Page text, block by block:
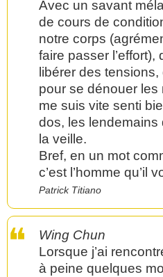
Avec un savant
de cours de
notre corps
faire passer
libérer des
pour se dénouer
me suis vite senti
dos, les lendemains
la veille.
Bref, en un mot
c’est l’homme qu’il
Patrick Titiano
Wing Chun
Lorsque j’ai
à peine quelques